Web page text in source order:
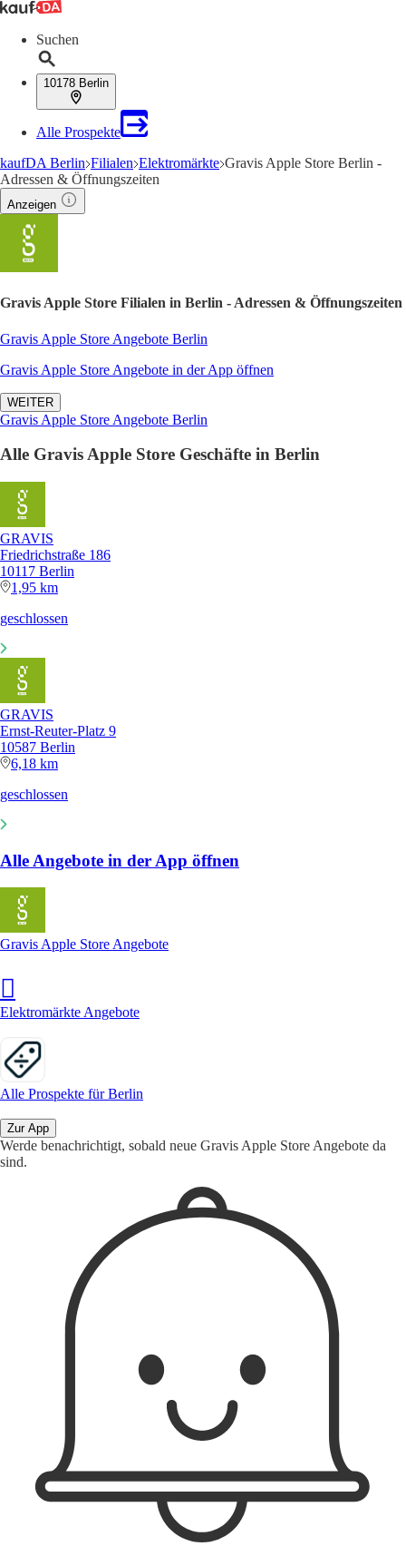
Suchen
10178 Berlin
Alle Prospekte
kaufDA Berlin Filialen Elektromärkte Gravis Apple Store Berlin -
Adressen & Öffnungszeiten
Anzeigen
Gravis Apple Store Filialen in Berlin - Adressen & Öffnungszeiten
Gravis Apple Store Angebote Berlin
Gravis Apple Store Angebote in der App öffnen
WEITER
Gravis Apple Store Angebote Berlin
Alle Gravis Apple Store Geschäfte in Berlin
GRAVIS
Friedrichstraße 186
10117 Berlin
1,95 km
geschlossen
GRAVIS
Ernst-Reuter-Platz 9
10587 Berlin
6,18 km
geschlossen
Alle Angebote in der App öffnen
Gravis Apple Store Angebote
Elektromärkte Angebote
Alle Prospekte für Berlin
Zur App
Werde benachrichtigt, sobald neue Gravis Apple Store Angebote da
sind.